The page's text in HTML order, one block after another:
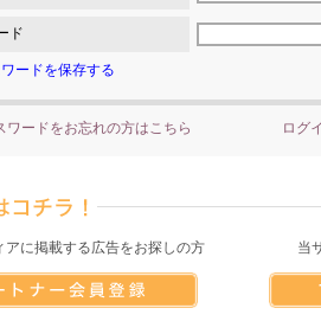
ド
ードを保存する
ワードをお忘れの方はこちら ログ
アに掲載する広告をお探しの方 当